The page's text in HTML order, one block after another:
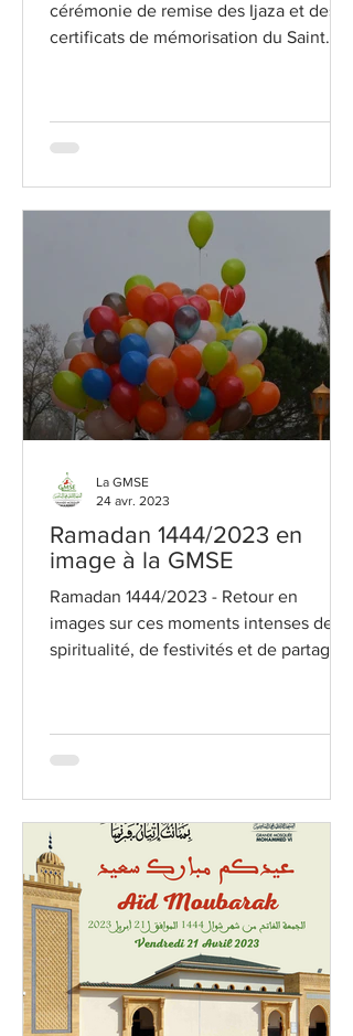
cérémonie de remise des Ijaza et des
certificats de mémorisation du Saint
Ramadan 1444/2023 en
image à la GMSE
Ramadan 1444/2023 - Retour en
images sur ces moments intenses de
spiritualité, de festivités et de partages !
La GMSE
24 avr. 2023